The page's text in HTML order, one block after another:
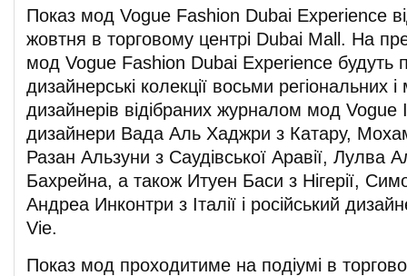
Показ мод Vogue Fashion Dubai Experience
жовтня в торговому центрі Dubai Mall. На
мод Vogue Fashion Dubai Experience будуть
дизайнерські колекції восьми регіональних
дизайнерів відібраних журналом мод Vogue
дизайнери Вада Аль Хаджри з Катару,
Разан Альзуни з Саудівської Аравії, Лулва
Бахрейна, а також Итуен Баси з Нігерії,
Андреа Инконтри з Італії і російський
Vie.
Показ мод проходитиме на подіумі в